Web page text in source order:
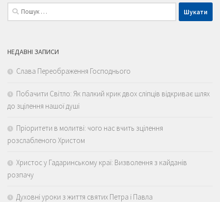
Пошук:
НЕДАВНІ ЗАПИСИ
Слава Переображення Господнього
Побачити Світло: Як палкий крик двох сліпців відкриває шлях
до зцілення нашої душі
Пріоритети в молитві: чого нас вчить зцілення
розслабленого Христом
Христос у Гадаринському краї: Визволення з кайданів
розпачу
Духовні уроки з життя святих Петра і Павла